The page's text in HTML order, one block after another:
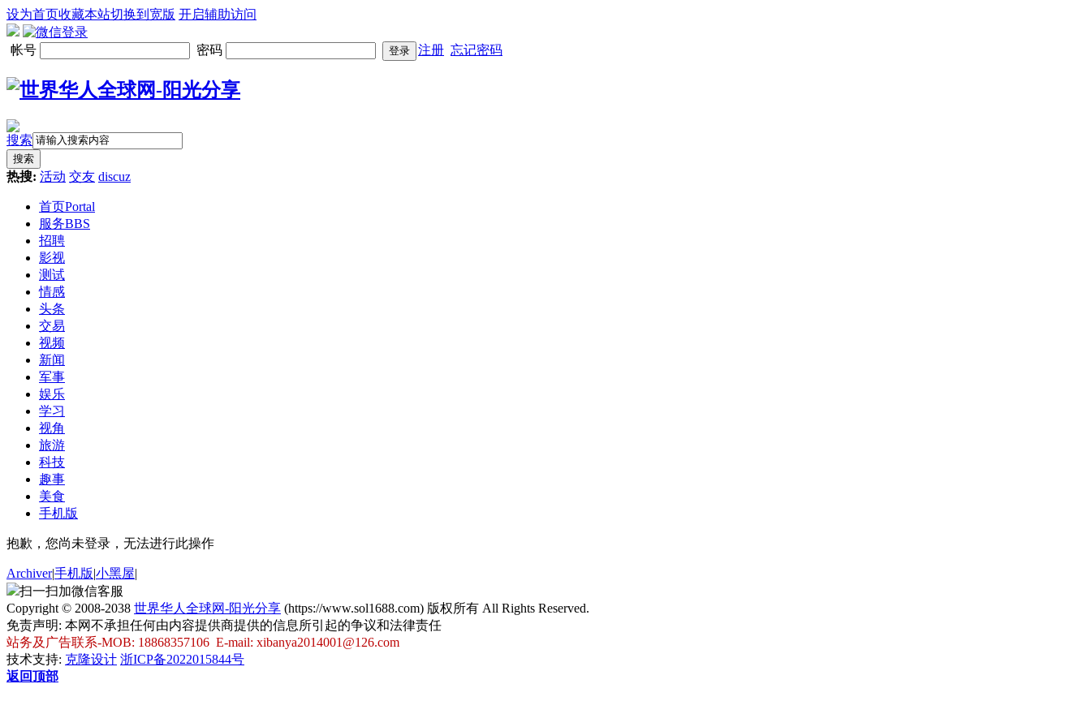
设为首页收藏本站切换到宽版 开启辅助访问
帐号 密码 登录 注册 忘记密码
搜索
搜索
热搜: 活动 交友 discuz
首页Portal
服务BBS
招聘
影视
测试
情感
头条
交易
视频
新闻
军事
娱乐
学习
视角
旅游
科技
趣事
美食
手机版
抱歉，您尚未登录，无法进行此操作
Archiver|手机版|小黑屋|
扫一扫加微信客服
Copyright © 2008-2038 世界华人全球网-阳光分享 (https://www.sol1688.com) 版权所有 All Rights Reserved.
免责声明: 本网不承担任何由内容提供商提供的信息所引起的争议和法律责任
站务及广告联系-MOB: 18868357106 E-mail: xibanya2014001@126.com
技术支持: 克隆设计 浙ICP备2022015844号
返回顶部